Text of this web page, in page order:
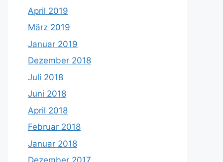
April 2019
März 2019
Januar 2019
Dezember 2018
Juli 2018
Juni 2018
April 2018
Februar 2018
Januar 2018